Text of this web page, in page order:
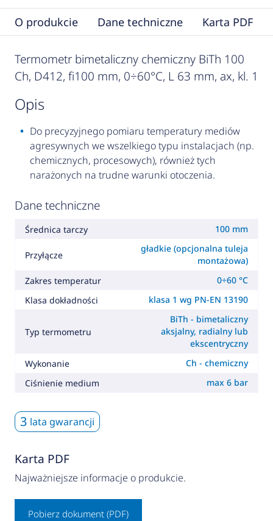
O produkcie Dane techniczne Karta PDF
Termometr bimetaliczny chemiczny BiTh 100
Ch, D412, fi100 mm, 0÷60°C, L 63 mm, ax, kl. 1
opis
Do precyzyjnego pomiaru temperatury mediów
agresywnych we wszelkiego typu instalacjach (np.
chemicznych, procesowych), również tych
narażonych na trudne warunki otoczenia.
Dane techniczne
Średnica tarczy 100 mm
Przyłącze
gładkie (opcjonalna tuleja
montażowa)
Zakres temperatur
0÷60 °C
Klasa dokładności
klasa 1 wg PN-EN 13190
Typ termometru
BiTh - bimetaliczny
aksjalny, radialny lub
ekscentryczny
Wykonanie
Ch - chemiczny
Ciśnienie medium
max 6 bar
3 lata gwarancji
Karta PDF
Najważniejsze informacje o produkcie.
Pobierz dokument (PDF)